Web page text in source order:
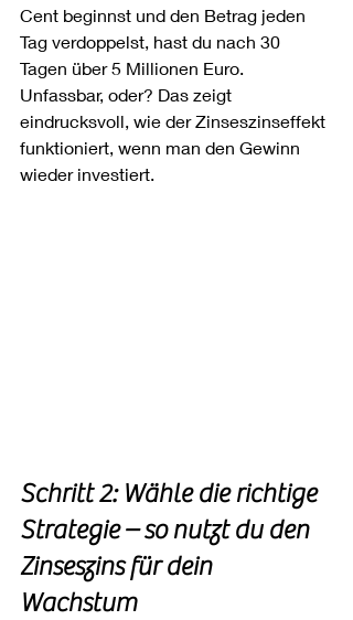
Cent beginnst und den Betrag jeden
Tag verdoppelst, hast du nach 30
Tagen über 5 Millionen Euro.
Unfassbar, oder? Das zeigt
eindrucksvoll, wie der Zinseszinseffekt
funktioniert, wenn man den Gewinn
wieder investiert.
Schritt 2: Wähle die richtige
Strategie – so nutzt du den
Zinseszins für dein
Wachstum